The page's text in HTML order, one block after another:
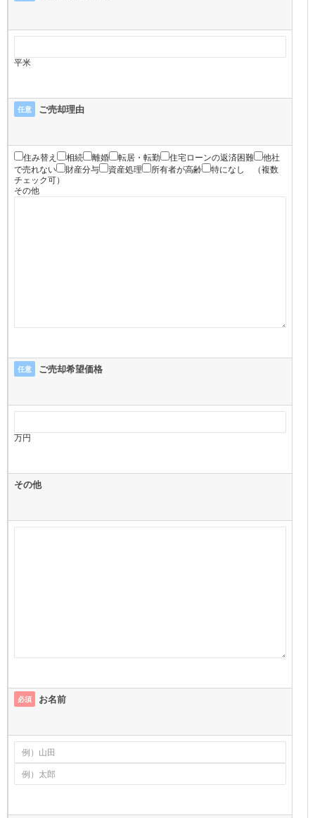
平米
任意 ご売却理由
住み替え 相続 離婚 転居・転勤 住宅ローンの返済困難
他社
で売れない
財産分与 資産処理 所有者が高齢 特になし
（複数
チェック可）
その他
任意 ご売却希望価格
万円
その他
必須 お名前